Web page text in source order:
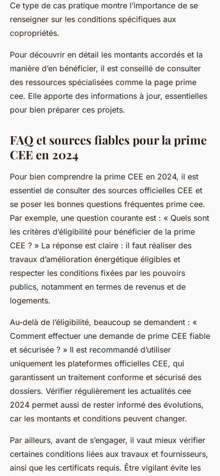
Ce type de cas pratique montre l’importance de se
renseigner sur les conditions spécifiques aux
copropriétés.
Pour découvrir en détail les montants accordés et la
manière d’en bénéficier, il est conseillé de consulter
des ressources spécialisées comme la page prime
cee. Elle apporte des informations à jour, essentielles
pour bien préparer ces projets.
FAQ et sources fiables pour la prime
CEE en 2024
Pour bien comprendre la prime CEE en 2024, il est
essentiel de consulter des sources officielles CEE et
se poser les bonnes questions fréquentes prime cee.
Par exemple, une question courante est : « Quels sont
les critères d’éligibilité pour bénéficier de la prime
CEE ? » La réponse est claire : il faut réaliser des
travaux d’amélioration énergétique éligibles et
respecter les conditions fixées par les pouvoirs
publics, notamment en termes de revenus et de
logements.
Au-delà de l’éligibilité, beaucoup se demandent : «
Comment effectuer une demande de prime CEE fiable
et sécurisée ? » Il est recommandé d’utiliser
uniquement les plateformes officielles CEE, qui
garantissent un traitement conforme et sécurisé des
dossiers. Vérifier régulièrement les actualités cee
2024 permet aussi de rester informé des évolutions,
car les montants et conditions peuvent changer.
Par ailleurs, avant de s’engager, il vaut mieux vérifier
certaines conditions liées aux travaux et fournisseurs,
ainsi que les certificats requis. Être vigilant évite les